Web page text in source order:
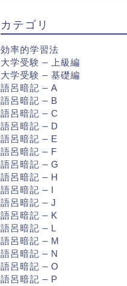
カテゴリ
効率的学習法
大学受験 – 上級編
大学受験 – 基礎編
語呂暗記 – A
語呂暗記 – B
語呂暗記 – C
語呂暗記 – D
語呂暗記 – E
語呂暗記 – F
語呂暗記 – G
語呂暗記 – H
語呂暗記 – I
語呂暗記 – J
語呂暗記 – K
語呂暗記 – L
語呂暗記 – M
語呂暗記 – N
語呂暗記 – O
語呂暗記 – P